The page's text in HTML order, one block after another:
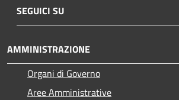
SEGUICI SU
AMMINISTRAZIONE
Organi di Governo
Aree Amministrative